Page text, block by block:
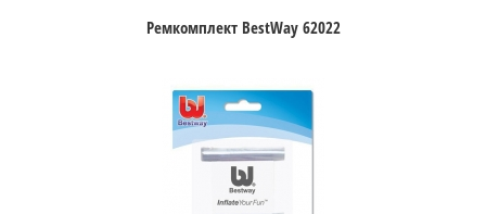
Ремкомплект BestWay 62022